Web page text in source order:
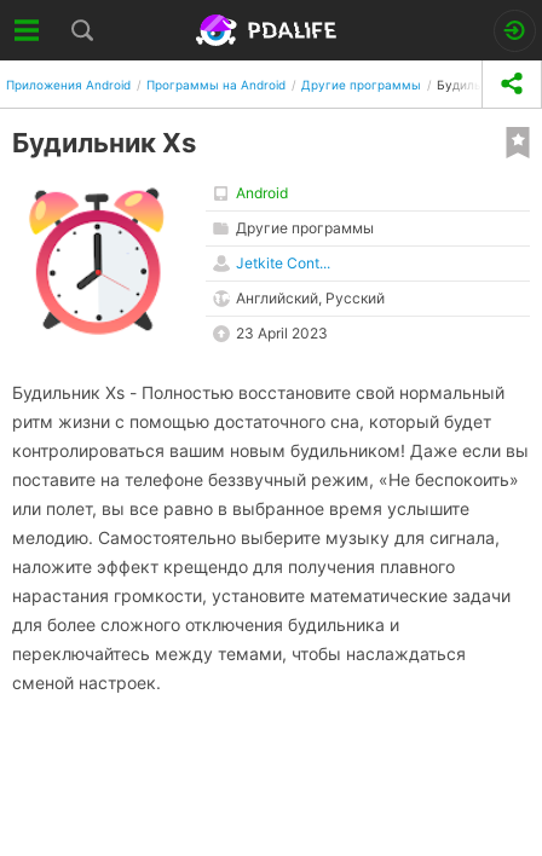
Приложения Android Программы на Android Другие программы Будильник Xs
Будильник Xs
Android
Другие программы
Jetkite Cont...
Английский, Русский
23 April 2023
Будильник Xs - Полностью восстановите свой нормальный
ритм жизни с помощью достаточного сна, который будет
контролироваться вашим новым будильником! Даже если вы
поставите на телефоне беззвучный режим, «Не беспокоить»
или полет, вы все равно в выбранное время услышите
мелодию. Самостоятельно выберите музыку для сигнала,
наложите эффект крещендо для получения плавного
нарастания громкости, установите математические задачи
для более сложного отключения будильника и
переключайтесь между темами, чтобы наслаждаться
сменой настроек.